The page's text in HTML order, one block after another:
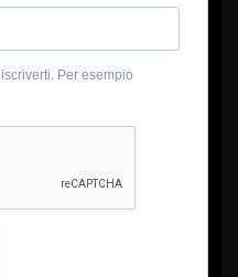
Per esempio